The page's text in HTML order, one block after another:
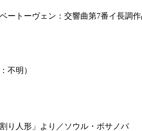
ートーヴェン：交響曲第7番イ長調作
不明）
り人形」より／ソウル・ボサノバ